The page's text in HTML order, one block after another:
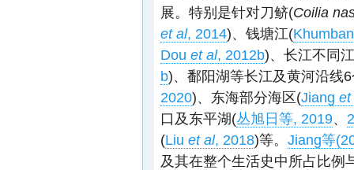
展。特别是针对刀鲚(Coilia
et al, 2014)、钱塘江(
Dou et al, 2012b)、长江不同
b)、鄱阳湖等长江及黄河沿线
2020)、东海部分海区(Jiang et
口及东平湖(丛旭日等, 2019、
(Liu et al, 2018)等。 Jiang等
及其在整个生活史中所占比例